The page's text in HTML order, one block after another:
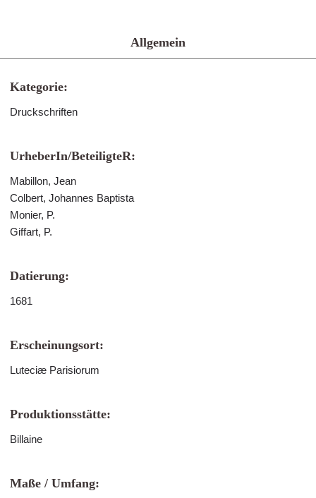
Allgemein
Kategorie:
Druckschriften
UrheberIn/BeteiligteR:
Mabillon, Jean
Colbert, Johannes Baptista
Monier, P.
Giffart, P.
Datierung:
1681
Erscheinungsort:
Luteciæ Parisiorum
Produktionsstätte:
Billaine
Maße / Umfang: